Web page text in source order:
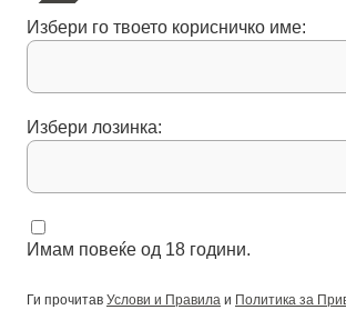
Избери го твоето корисничко име:
Избери лозинка:
Имам повеќе од 18 години.
Ги прочитав Услови и Правила и Политика за